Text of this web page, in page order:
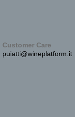
Customer Care
puiatti@wineplatform.it